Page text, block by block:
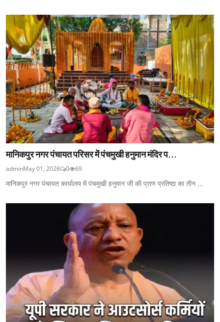
मानिकपुर नगर पंचायत परिसर में पंचमुखी हनुमान मंदिर प...
adminMay 01, 2026 0 69
मानिकपुर नगर पंचायत कार्यालय में पंचमुखी हनुमान जी की प्राण प्रतिष्ठा का तीन ...